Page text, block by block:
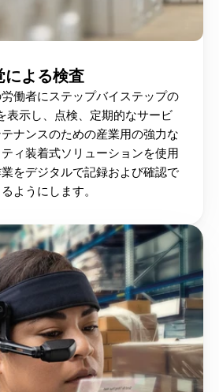
による検査
働者にステップバイステップの
表示し、点検、定期的なサービ
ナンスのための産業用の強力な
ィ装着式ソリューションを使用
をデジタルで記録および確認で
ようにします。